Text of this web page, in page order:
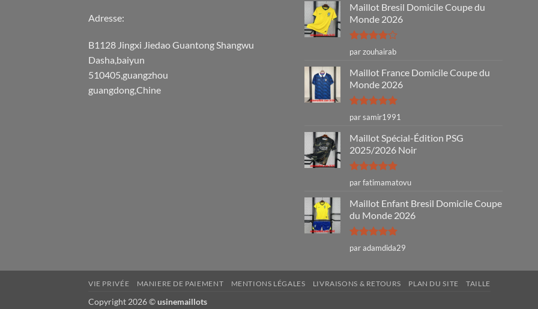
Adresse:
B1128 Jingxi Jiedao Guantong Shangwu
Dasha,baiyun
510405,guangzhou
guangdong,Chine
Maillot Bresil Domicile Coupe du
Monde 2026
Note4
sur 5
par zouhairab
Maillot France Domicile Coupe du
Monde 2026
Note5sur
5
par samir1991
Maillot Spécial-Édition PSG
2025/2026 Noir
Note5sur
5
par fatimamatovu
Maillot Enfant Bresil Domicile Coupe
du Monde 2026
Note5sur
5
par adamdida29
VIE PRIVÉE MANIERE DE PAIEMENT MENTIONS LÉGALES LIVRAISONS & RETOURS PLAN DU SITE TAILLE
Copyright 2026 ©usinemaillots